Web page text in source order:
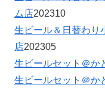
ム店202310
生ビール＆日替わり
店202305
生ビールセット＠か
生ビールセット＠か